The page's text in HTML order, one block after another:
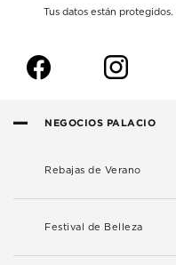
Tus datos están
f i
NEGOCIOS PALACIO
Rebajas de Verano
Festival de Belleza